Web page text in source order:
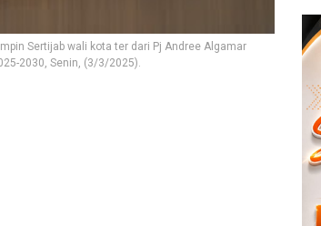
Sertijab wali kota ter dari Pj Andree Algamar
2030, Senin, (3/3/2025).